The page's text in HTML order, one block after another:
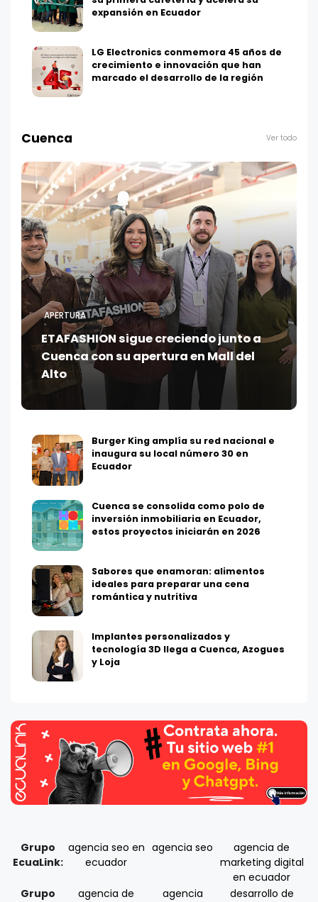
expansión en Ecuador
LG Electronics conmemora 45 años de
crecimiento e innovación que han
marcado el desarrollo de la región
Cuenca Ver todo
APERTURA
ETAFASHION sigue creciendo junto a
Cuenca con su apertura en Mall del
Alto
Burger King amplía su red nacional e
inaugura su local número 30 en
Ecuador
Cuenca se consolida como polo de
inversión inmobiliaria en Ecuador,
estos proyectos iniciarán en 2026
Sabores que enamoran: alimentos
ideales para preparar una cena
romántica y nutritiva
Implantes personalizados y
tecnología 3D llega a Cuenca, Azogues
y Loja
Grupo
EcuaLink:
agencia seo en
ecuador
agencia seo
agencia de
marketing digital
en ecuador
Grupo
agencia de
agencia
desarrollo de